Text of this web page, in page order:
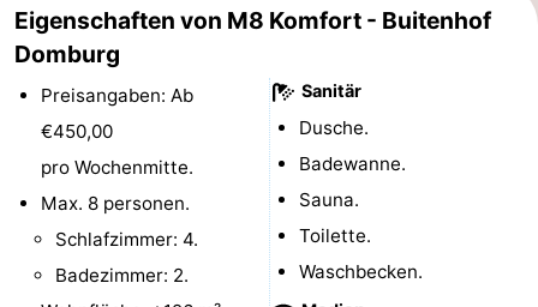
Schouwen-
Duiveland
-
Renesse
Brouwershaven
Bruinisse
Zierikzee
Eigenschaften von M8 Komfort - Buitenhof
Domburg
Preisangaben: Ab
€450,00
pro Wochenmitte.
Max. 8 personen.
Schlafzimmer: 4.
Badezimmer: 2.
Sanitär
Dusche.
Badewanne.
Sauna.
Toilette.
Waschbecken.